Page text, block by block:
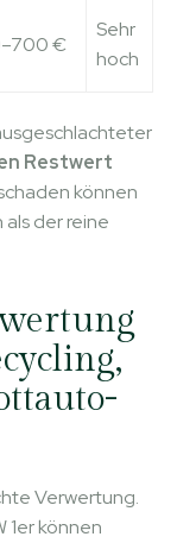
€
Sehr
hoch
Restwert
können
der reine
Verwertung.
1er können